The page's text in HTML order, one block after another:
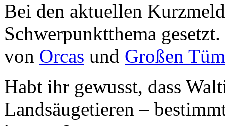
Bei den aktuellen
Schwerpunktthema
von Orcas und Großen
Habt ihr gewusst, dass
Landsäugetieren –